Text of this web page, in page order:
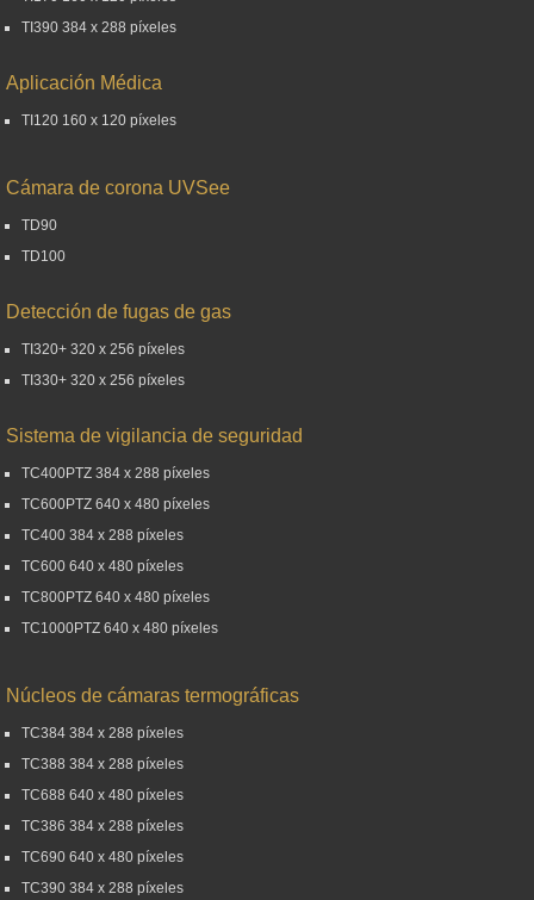
TI390 384 x 288 píxeles
Aplicación Médica
TI120 160 x 120 píxeles
Cámara de corona UVSee
TD90
TD100
Detección de fugas de gas
TI320+ 320 x 256 píxeles
TI330+ 320 x 256 píxeles
Sistema de vigilancia de seguridad
TC400PTZ 384 x 288 píxeles
TC600PTZ 640 x 480 píxeles
TC400 384 x 288 píxeles
TC600 640 x 480 píxeles
TC800PTZ 640 x 480 píxeles
TC1000PTZ 640 x 480 píxeles
Núcleos de cámaras termográficas
TC384 384 x 288 píxeles
TC388 384 x 288 píxeles
TC688 640 x 480 píxeles
TC386 384 x 288 píxeles
TC690 640 x 480 píxeles
TC390 384 x 288 píxeles